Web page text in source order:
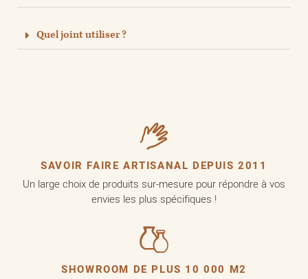
Quel joint utiliser ?
SAVOIR FAIRE ARTISANAL DEPUIS 2011
Un large choix de produits sur-mesure pour répondre à vos
envies les plus spécifiques !
SHOWROOM DE PLUS 10 000 M2